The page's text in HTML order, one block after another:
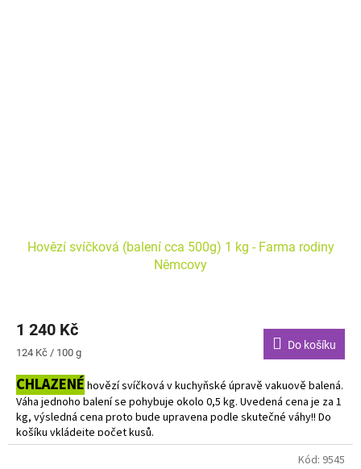
Hovězí svíčková (balení cca 500g) 1 kg - Farma rodiny
Němcovy
1 240 Kč
Měrná
124 Kč / 100 g
Do košíku
CHLAZENÉ hovězí svíčková v kuchyňské úpravě vakuově balená.
Váha jednoho balení se pohybuje okolo 0,5 kg. Uvedená cena je za 1
kg, výsledná cena proto bude upravena podle skutečné váhy!! Do
košíku vkládejte počet kusů.
Kód: 9545